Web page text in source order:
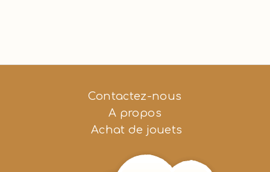
Contactez-nous
A propos
Achat de jouets